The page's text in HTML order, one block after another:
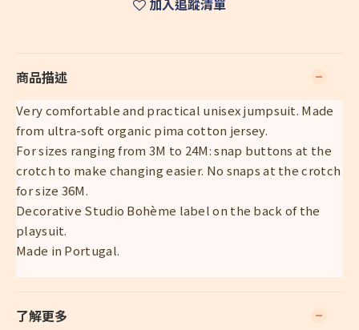
加入追蹤清單
商品描述
Very comfortable and practical unisex jumpsuit. Made
from ultra-soft organic pima cotton jersey.
For sizes ranging from 3M to 24M: snap buttons at the
crotch to make changing easier. No snaps at the crotch
for size 36M.
Decorative Studio Bohème label on the back of the
playsuit.
Made in Portugal.
了解更多